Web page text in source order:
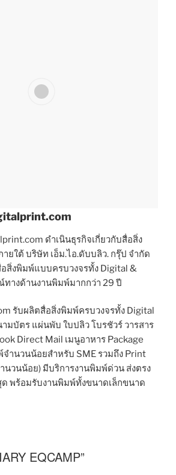
ดำเนินธุรกิจเกี่ยวกับสื่อสิ่ง
ยใต้ บริษัท เอ็ม.ไอ.ดับบลิว. กรุ๊ป จำกัด
สิ่งพิมพ์แบบครบวงจรทั้ง Digital &
างด้านงานพิมพ์มากกว่า 29 ปี
รับผลิตสื่อสิ่งพิมพ์ครบวงจรทั้ง Digital
มบัตร แผ่นพับ ใบปลิว โบรชัวร์ วารสาร
Direct Mail เมนูอาหาร Package
ำนวนน้อยสำหรับ SME รวมถึง Print
นวนน้อย) มีบริการงานพิมพ์ด่วน ส่งตรง
ด พร้อมรับงานพิมพ์ทั้งขนาดเล็กขนาด
EQCAMP”